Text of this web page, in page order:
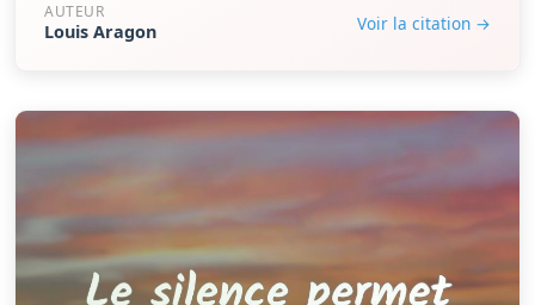
AUTEUR
Louis Aragon Voir la citation →